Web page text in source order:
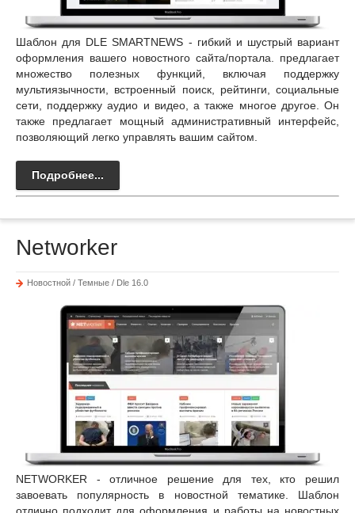
Шаблон для DLE SMARTNEWS - гибкий и шустрый вариант
оформления вашего новостного сайта/портала. предлагает
множество полезных функций, включая поддержку
мультиязычности, встроенный поиск, рейтинги, социальные
сети, поддержку аудио и видео, а также многое другое. Он
также предлагает мощный административный интерфейс,
позволяющий легко управлять вашим сайтом.
Подробнее...
Networker
Новостной / Темные / Dle 16.0
NETWORKER - отличное решение для тех, кто решил
завоевать популярность в новостной тематике. Шаблон